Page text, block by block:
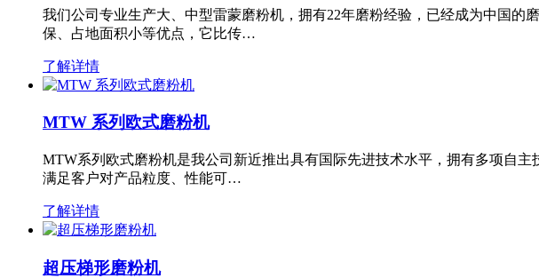
我们公司专业生产大、中型雷蒙磨粉机，拥有22年磨粉经验，已经成为中国
保、占地面积小等优点，它比传…
了解详情
MTW 系列欧式磨粉机
MTW系列欧式磨粉机是我公司新近推出具有国际先进技术水平，拥有多项自
满足客户对产品粒度、性能可…
了解详情
超压梯形磨粉机